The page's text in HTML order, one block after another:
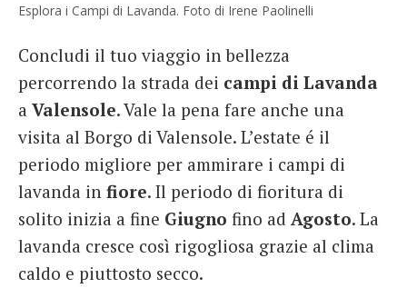
Esplora i Campi di Lavanda. Foto di Irene Paolinelli
Concludi il tuo viaggio in bellezza
percorrendo la strada dei campi di Lavanda
a Valensole. Vale la pena fare anche una
visita al Borgo di Valensole. L’estate é il
periodo migliore per ammirare i campi di
lavanda in fiore. Il periodo di fioritura di
solito inizia a fine Giugno fino ad Agosto. La
lavanda cresce così rigogliosa grazie al clima
caldo e piuttosto secco.